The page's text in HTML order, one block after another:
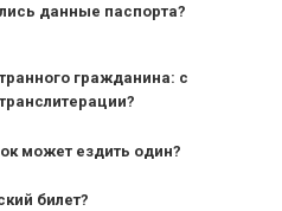
данные паспорта?
гражданина: с
может ездить один?
билет?